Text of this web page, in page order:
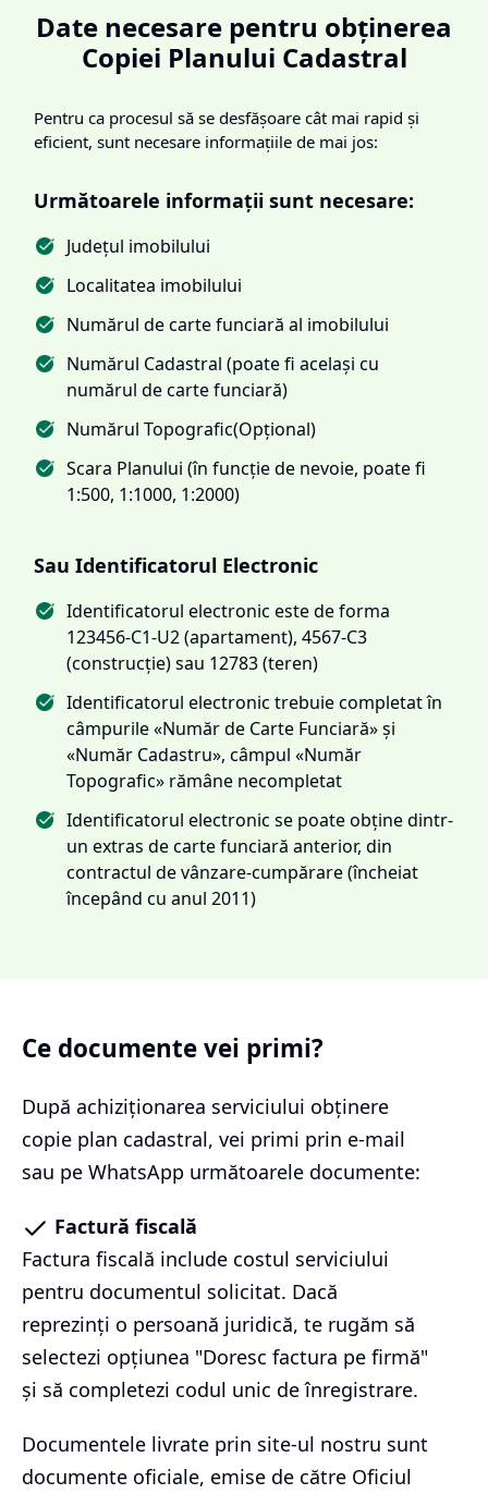
Date necesare pentru obținerea
Copiei Planului Cadastral
Pentru ca procesul să se desfășoare cât mai rapid și
eficient, sunt necesare informațiile de mai jos:
Următoarele informații sunt necesare:
Județul imobilului
Localitatea imobilului
Numărul de carte funciară al imobilului
Numărul Cadastral (poate fi același cu
numărul de carte funciară)
Numărul Topografic(Opțional)
Scara Planului (în funcție de nevoie, poate fi
1:500, 1:1000, 1:2000)
Sau Identificatorul Electronic
Identificatorul electronic este de forma
123456-C1-U2 (apartament), 4567-C3
(construcție) sau 12783 (teren)
Identificatorul electronic trebuie completat în
câmpurile «Număr de Carte Funciară» și
«Număr Cadastru», câmpul «Număr
Topografic» rămâne necompletat
Identificatorul electronic se poate obține dintr-
un extras de carte funciară anterior, din
contractul de vânzare-cumpărare (încheiat
începând cu anul 2011)
Ce documente vei primi?
După achiziționarea serviciului obținere
copie plan cadastral, vei primi prin e-mail
sau pe WhatsApp următoarele documente:
Factură fiscală
Factura fiscală include costul serviciului
pentru documentul solicitat. Dacă
reprezinți o persoană juridică, te rugăm să
selectezi opțiunea "Doresc factura pe firmă"
și să completezi codul unic de înregistrare.
Documentele livrate prin site-ul nostru sunt
documente oficiale, emise de către Oficiul